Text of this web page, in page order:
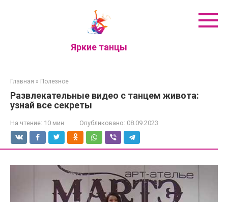
Яркие танцы
Главная » Полезное
Развлекательные видео с танцем живота:
узнай все секреты
На чтение: 10 мин Опубликовано: 08.09.2023